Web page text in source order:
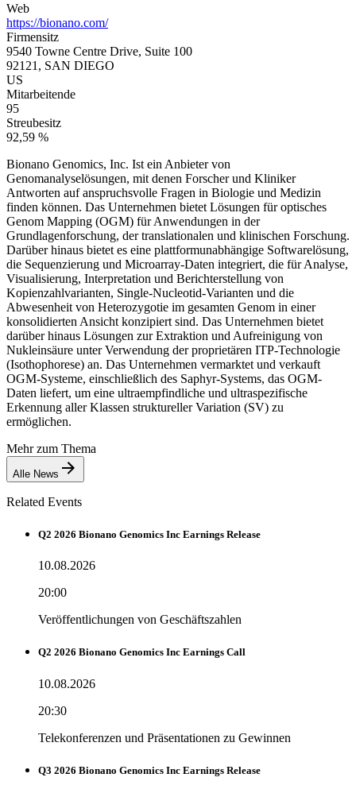
Web
https://bionano.com/
Firmensitz
9540 Towne Centre Drive, Suite 100
92121, SAN DIEGO
US
Mitarbeitende
95
Streubesitz
92,59 %
Bionano Genomics, Inc. Ist ein Anbieter von
Genomanalyselösungen, mit denen Forscher und Kliniker
Antworten auf anspruchsvolle Fragen in Biologie und Medizin
finden können. Das Unternehmen bietet Lösungen für optisches
Genom Mapping (OGM) für Anwendungen in der
Grundlagenforschung, der translationalen und klinischen Forschung.
Darüber hinaus bietet es eine plattformunabhängige Softwarelösung,
die Sequenzierung und Microarray-Daten integriert, die für Analyse,
Visualisierung, Interpretation und Berichterstellung von
Kopienzahlvarianten, Single-Nucleotid-Varianten und die
Abwesenheit von Heterozygotie im gesamten Genom in einer
konsolidierten Ansicht konzipiert sind. Das Unternehmen bietet
darüber hinaus Lösungen zur Extraktion und Aufreinigung von
Nukleinsäure unter Verwendung der proprietären ITP-Technologie
(Isothophorese) an. Das Unternehmen vermarktet und verkauft
OGM-Systeme, einschließlich des Saphyr-Systems, das OGM-
Daten liefert, um eine ultraempfindliche und ultraspezifische
Erkennung aller Klassen struktureller Variation (SV) zu
ermöglichen.
Mehr zum Thema
Alle News
Related Events
Q2 2026 Bionano Genomics Inc Earnings Release
10.08.2026
20:00
Veröffentlichungen von Geschäftszahlen
Q2 2026 Bionano Genomics Inc Earnings Call
10.08.2026
20:30
Telekonferenzen und Präsentationen zu Gewinnen
Q3 2026 Bionano Genomics Inc Earnings Release